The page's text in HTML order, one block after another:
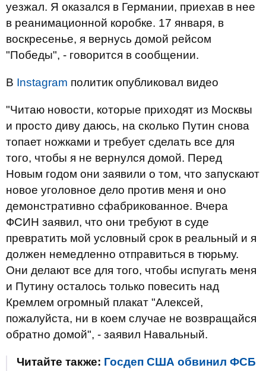
уезжал. Я оказался в Германии, приехав в нее
в реанимационной коробке. 17 января, в
воскресенье, я вернусь домой рейсом
"Победы", - говорится в сообщении.
В Instagram политик опубликовал видео
"Читаю новости, которые приходят из Москвы
и просто диву даюсь, на сколько Путин снова
топает ножками и требует сделать все для
того, чтобы я не вернулся домой. Перед
Новым годом они заявили о том, что запускают
новое уголовное дело против меня и оно
демонстративно сфабрикованное. Вчера
ФСИН заявил, что они требуют в суде
превратить мой условный срок в реальный и я
должен немедленно отправиться в тюрьму.
Они делают все для того, чтобы испугать меня
и Путину осталось только повесить над
Кремлем огромный плакат "Алексей,
пожалуйста, ни в коем случае не возвращайся
обратно домой", - заявил Навальный.
Читайте также: Госдеп США обвинил ФСБ